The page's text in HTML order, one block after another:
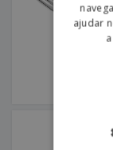
ajudar